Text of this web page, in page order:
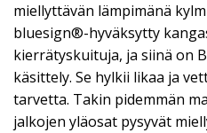
miellyttävän lämpimänä
bluesign®-hyväksytty
kierrätyskuituja, ja siinä on
käsittely. Se hylkii likaa ja
tarvetta. Takin pidemmän
jalkojen yläosat pysyvät